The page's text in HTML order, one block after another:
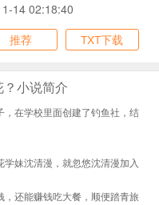
14 02:18:40
推荐 TXT下载
小说简介
在学校里面创建了钓鱼社，结
妹沈清漫，就忽悠沈清漫加入
还能赚钱吃大餐，顺便踏青旅